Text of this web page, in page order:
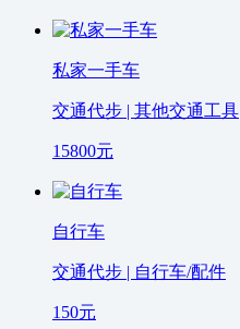
私家一手车
交通代步 | 其他交通工具
15800元
自行车
交通代步 | 自行车/配件
150元